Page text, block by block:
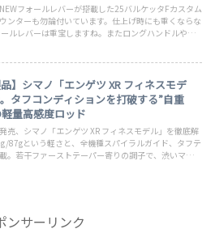
フォールレバーが搭載した25バルケッタFカスタム
ンターも勿論付いています。仕上げ時にも重くならな
ルレバーは重宝しますね。またロングハンドルや巻
品】シマノ「エンゲツ XR フィネスモデ
タフコンディションを打破する”自重
量高感度ロッド
売、シマノ「エンゲツ XR フィネスモデル」を徹底解
87gという軽さと、全機種スパイラルガイド、タフテ
。若干ファーストテーパー寄りの調子で、渋いマダイ
ンサーリンク